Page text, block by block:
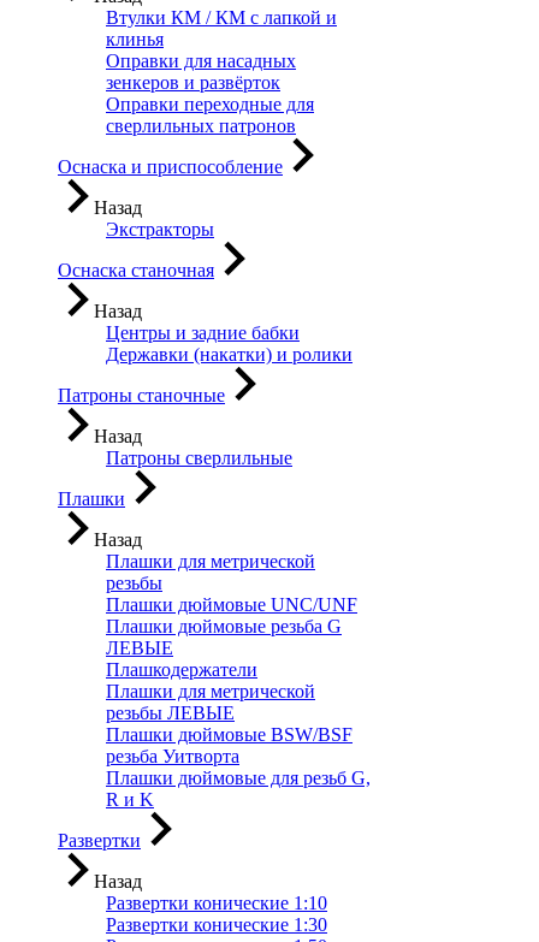
Втулки КМ / КМ с лапкой и
клинья
Оправки для насадных
зенкеров и развёрток
Оправки переходные для
сверлильных патронов
Оснаска и приспособление
Назад
Экстракторы
Оснаска станочная
Назад
Центры и задние бабки
Державки (накатки) и ролики
Патроны станочные
Назад
Патроны сверлильные
Плашки
Назад
Плашки для метрической
резьбы
Плашки дюймовые UNC/UNF
Плашки дюймовые резьба G
ЛЕВЫЕ
Плашкодержатели
Плашки для метрической
резьбы ЛЕВЫЕ
Плашки дюймовые BSW/BSF
резьба Уитворта
Плашки дюймовые для резьб G,
R и K
Развертки
Назад
Развертки конические 1:10
Развертки конические 1:30